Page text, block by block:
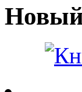
Новый